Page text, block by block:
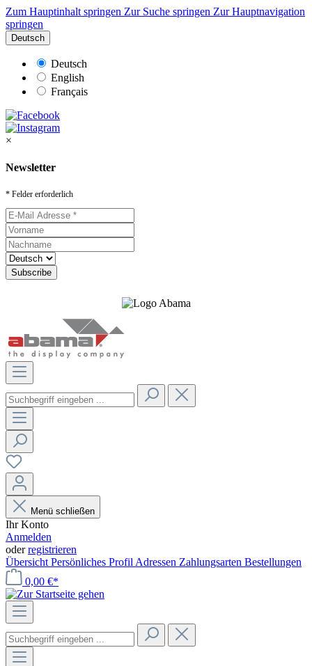
Zum Hauptinhalt springen Zur Suche springen Zur Hauptnavigation
springen
Deutsch
Deutsch
English
Français
×
Newsletter
* Felder erforderlich
Menü schließen
Ihr Konto
Anmelden
oderregistrieren
Übersicht Persönliches Profil Adressen Zahlungsarten Bestellungen
0,00 €*